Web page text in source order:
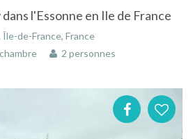
l'Essonne en Ile de France
Île-de-France, France
2 personnes